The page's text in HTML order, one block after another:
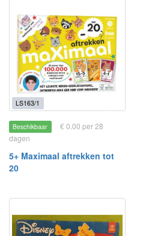
LS163/1
Beschikbaar
€ 0.00 per 28
dagen
5+ Maximaal aftrekken tot
20